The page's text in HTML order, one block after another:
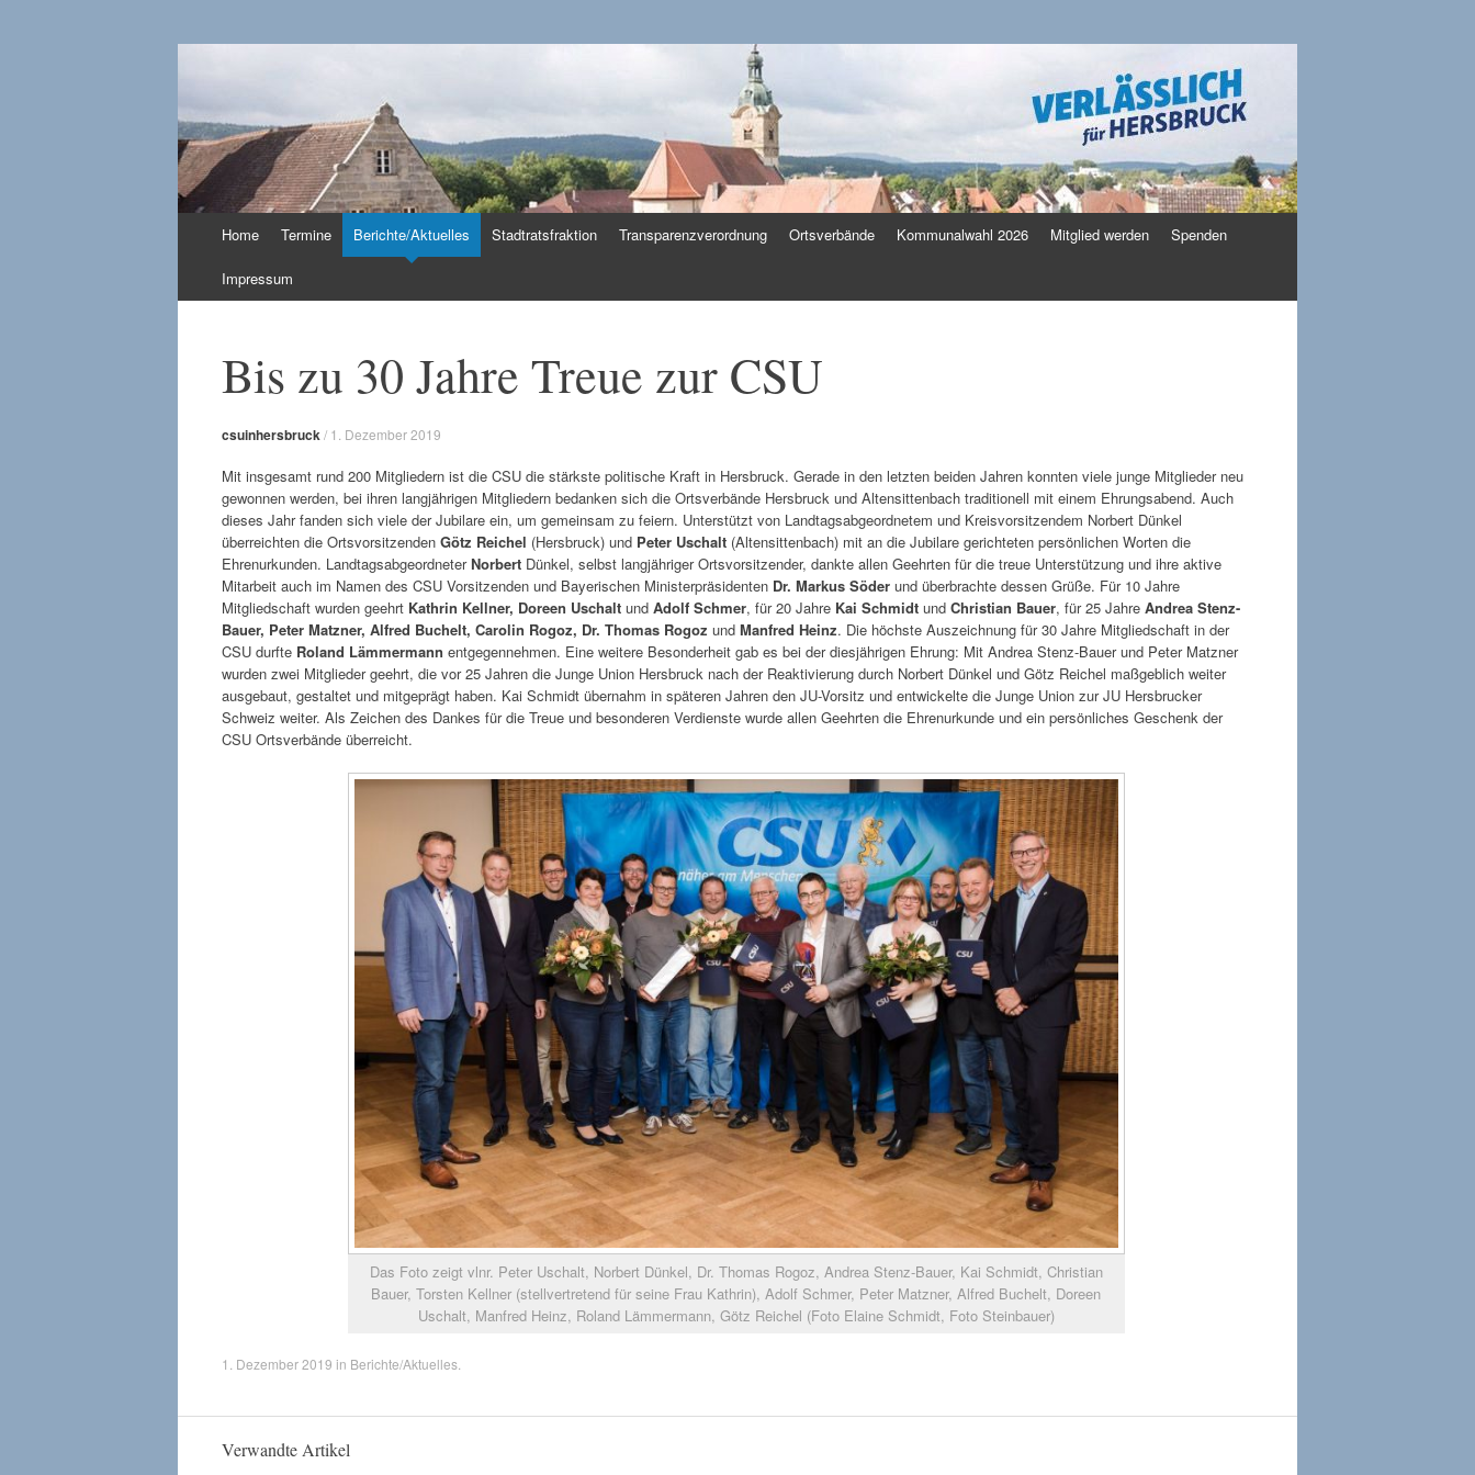
CSU in Hersbruck
springen
Home Termine Berichte/Aktuelles Stadtratsfraktion Transparenzverordnung Ortsverbände Kommunalwahl 2026 Mitglied werden Spenden
Impressum
Bis zu 30 Jahre Treue zur CSU
csuinhersbruck/ 1. Dezember 2019
Mit insgesamt rund 200 Mitgliedern ist die CSU die stärkste politische Kraft in Hersbruck. Gerade in den letzten beiden Jahren konnten viele junge Mitglieder neu
gewonnen werden, bei ihren langjährigen Mitgliedern bedanken sich die Ortsverbände Hersbruck und Altensittenbach traditionell mit einem Ehrungsabend. Auch
dieses Jahr fanden sich viele der Jubilare ein, um gemeinsam zu feiern. Unterstützt von Landtagsabgeordnetem und Kreisvorsitzendem Norbert Dünkel
überreichten die Ortsvorsitzenden Götz Reichel (Hersbruck) und Peter Uschalt (Altensittenbach) mit an die Jubilare gerichteten persönlichen Worten die
Ehrenurkunden. Landtagsabgeordneter Norbert Dünkel, selbst langjähriger Ortsvorsitzender, dankte allen Geehrten für die treue Unterstützung und ihre aktive
Mitarbeit auch im Namen des CSU Vorsitzenden und Bayerischen Ministerpräsidenten Dr. Markus Söder und überbrachte dessen Grüße. Für 10 Jahre
Mitgliedschaft wurden geehrt Kathrin Kellner, Doreen Uschalt und Adolf Schmer, für 20 Jahre Kai Schmidt und Christian Bauer, für 25 Jahre Andrea Stenz-
Bauer, Peter Matzner, Alfred Buchelt, Carolin Rogoz, Dr. Thomas Rogoz und Manfred Heinz. Die höchste Auszeichnung für 30 Jahre Mitgliedschaft in der
CSU durfte Roland Lämmermann entgegennehmen. Eine weitere Besonderheit gab es bei der diesjährigen Ehrung: Mit Andrea Stenz-Bauer und Peter Matzner
wurden zwei Mitglieder geehrt, die vor 25 Jahren die Junge Union Hersbruck nach der Reaktivierung durch Norbert Dünkel und Götz Reichel maßgeblich weiter
ausgebaut, gestaltet und mitgeprägt haben. Kai Schmidt übernahm in späteren Jahren den JU-Vorsitz und entwickelte die Junge Union zur JU Hersbrucker
Schweiz weiter. Als Zeichen des Dankes für die Treue und besonderen Verdienste wurde allen Geehrten die Ehrenurkunde und ein persönliches Geschenk der
CSU Ortsverbände überreicht.
Das Foto zeigt vlnr. Peter Uschalt, Norbert Dünkel, Dr. Thomas Rogoz, Andrea Stenz-Bauer, Kai Schmidt, Christian
Bauer, Torsten Kellner (stellvertretend für seine Frau Kathrin), Adolf Schmer, Peter Matzner, Alfred Buchelt, Doreen
Uschalt, Manfred Heinz, Roland Lämmermann, Götz Reichel (Foto Elaine Schmidt, Foto Steinbauer)
1. Dezember 2019 in Berichte/Aktuelles
Verwandte Artikel